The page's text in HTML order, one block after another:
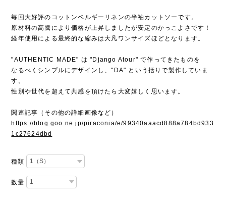
毎回大好評のコットンベルギーリネンの半袖カットソーです。
原材料の高騰により価格が上昇しましたが安定のかっこよさです！
経年使用による最終的な縮みは大凡ワンサイズほどとなります。
"AUTHENTIC MADE" は "Django Atour" で作ってきたものを
なるべくシンプルにデザインし、"DA" という括りで製作していま
す。
性別や世代を超えて共感を頂けたら大変嬉しく思います。
関連記事（その他の詳細画像など）
https://blog.goo.ne.jp/piraconia/e/99340aaacd888a784bd933
1c27624dbd
種類
数量